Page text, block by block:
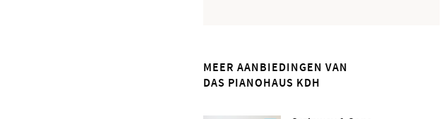
MEER AANBIEDINGEN VAN
DAS PIANOHAUS KDH